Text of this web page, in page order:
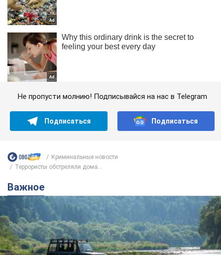
Не пропусти молнию! Подписывайся на нас в Telegram
Подписаться Подписаться
Криминальные новости
Террористы обстреляли дома...
Важное